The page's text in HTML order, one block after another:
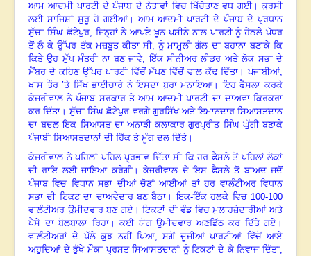
ਆਮ ਆਦਮੀ ਪਾਰਟੀ ਦੇ ਪੰਜਾਬ ਦੇ ਨੇਤਾਵਾਂ ਵਿਚ ਖਿੱਚੋਤਾਣ ਵਧ ਗਈ। ਕੁਰਸੀ
ਲਈ ਸਾਜਿਸ਼ਾਂ ਸ਼ੁਰੂ ਹੋ ਗਈਆਂ। ਆਮ ਆਦਮੀ ਪਾਰਟੀ ਦੇ ਪੰਜਾਬ ਦੇ ਪ੍ਰਧਾਨ
ਸੁੱਚਾ ਸਿੰਘ ਛੋਟੇਪੁਰ, ਜਿਨ੍ਹਾਂ ਨੇ ਆਪਣੇ ਖ਼ੂਨ ਪਸੀਨੇ ਨਾਲ ਪਾਰਟੀ ਨੂੰ ਹੇਠਲੇ ਪੱਧਰ
ਤੋਂ ਲੈ ਕੇ ਉੱਪਰ ਤੱਕ ਮਜ਼ਬੂਤ ਕੀਤਾ ਸੀ, ਨੂੰ ਮਾਮੂਲੀ ਗੱਲ ਦਾ ਬਹਾਨਾ ਬਣਾਕੇ ਕਿ
ਕਿਤੇ ਉਹ ਮੁੱਖ ਮੰਤਰੀ ਨਾ ਬਣ ਜਾਵੇ,ਇੱਕ ਸੀਨੀਅਰ ਲੀਡਰ ਅਤੇ ਲੋਕ ਸਭਾ ਦੇ
ਮੈਂਬਰ ਦੇ ਕਹਿਣ ਉੱਪਰ ਪਾਰਟੀ ਵਿੱਚੋਂ ਮੱਖਣ ਵਿੱਚੋਂ ਵਾਲ ਕੱਢ ਦਿੱਤਾ । ਪੰਜਾਬੀਆਂ,
ਖਾਸ ਤੌਰ ’ਤੇ ਸਿੱਖ ਭਾਈਚਾਰੇ ਨੇ ਇਸਦਾ ਬੁਰਾ ਮਨਾਇਆ।ਇਹ ਫੈਸਲਾ ਕਰਕੇ
ਕੇਜਰੀਵਾਲ ਨੇ ਪੰਜਾਬ ਸਰਕਾਰ ਤੇ ਆਮ ਆਦਮੀ ਪਾਰਟੀ ਦਾ ਦਾਅਵਾ ਕਿਰਕਰਾ
ਕਰ ਦਿੱਤਾ ।ਸੁੱਚਾ ਸਿੰਘ ਛੋਟੇਪੁਰ ਵਰਗੇ ਗੁਰਸਿੱਖ ਅਤੇ ਇਮਾਨਦਾਰ ਸਿਆਸਤਦਾਨ
ਦਾ ਬਦਲ ਇਕ ਸਿਆਸਤ ਦਾ ਅਨਾੜੀ ਕਲਾਕਾਰ ਗੁਰਪ੍ਰੀਤ ਸਿੰਘ ਘੁੱਗੀ ਬਣਾਕੇ
ਪੰਜਾਬੀ ਸਿਆਸਤਦਾਨਾਂ ਦੀ ਹਿੱਕ ਤੇ ਮੂੰਗ ਦਲ ਦਿੱਤੇ।
ਕੇਜਰੀਵਾਲ ਨੇ ਪਹਿਲਾਂ ਪਹਿਲ ਪ੍ਰਭਾਵ ਦਿੱਤਾ ਸੀ ਕਿ ਹਰ ਫੈਸਲੇ ਤੋਂ ਪਹਿਲਾਂ ਲੋਕਾਂ
ਦੀ ਰਾਇ ਲਈ ਜਾਇਆ ਕਰੇਗੀ।ਕੇਜਰੀਵਾਲ ਦੇ ਇਸ ਫੈਸਲੇ ਤੋਂ ਬਾਅਦ ਜਦੋਂ
ਪੰਜਾਬ ਵਿਚ ਵਿਧਾਨ ਸਭਾ ਦੀਆਂ ਚੋਣਾਂ ਆਈਆਂ ਤਾਂ ਹਰ ਵਾਲੰਟੀਅਰ ਵਿਧਾਨ
ਸਭਾ ਦੀ ਟਿਕਟ ਦਾ ਦਾਅਵੇਦਾਰ ਬਣ ਬੈਠਾ ।ਇਕ-ਇੱਕ ਹਲਕੇ ਵਿਚ 100-100
ਵਾਲੰਟੀਅਰ ਉਮੀਦਵਾਰ ਬਣ ਗਏ। ਟਿਕਟਾਂ ਦੀ ਵੰਡ ਵਿਚ ਮੁਲਾਹਜ਼ੇਦਾਰੀਆਂ ਅਤੇ
ਪੈਸੇ ਦਾ ਬੋਲਬਾਲਾ ਰਿਹਾ। ਕਈ ਯੋਗ ਉਮੀਦਵਾਰ ਅਣਡਿੱਠ ਕਰ ਦਿੱਤੇ ਗਏ ।
ਵਾਲੰਟੀਅਰਾਂ ਦੇ ਪੱਲੇ ਕੁਝ ਨਹੀਂ ਪਿਆ, ਸਗੋਂ ਦੂਜੀਆਂ ਪਾਰਟੀਆਂ ਵਿੱਚੋਂ ਆਏ
ਅਹੁਦਿਆਂ ਦੇ ਭੁੱਖੇ ਮੌਕਾ ਪ੍ਰਸਤ ਸਿਆਸਤਦਾਨਾਂ ਨੂੰ ਟਿਕਟਾਂ ਦੇ ਕੇ ਨਿਵਾਜ ਦਿੱਤਾ,